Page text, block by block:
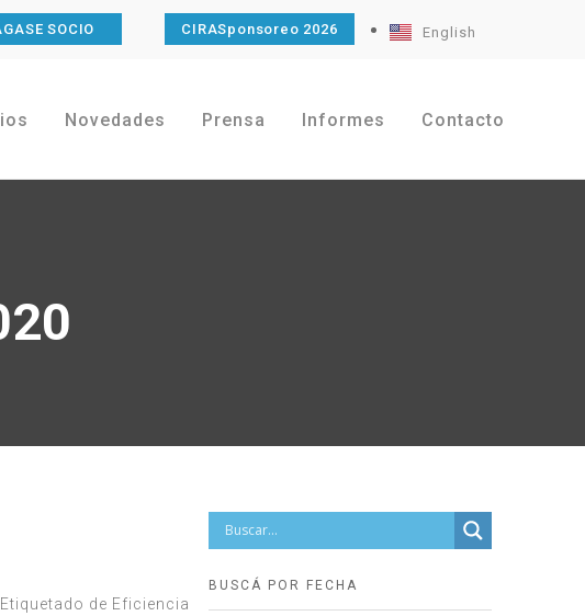
SOCIO CIRASponsoreo 2026 English
Novedades Prensa Informes Contacto
de Eficiencia
BUSCÁ POR FECHA